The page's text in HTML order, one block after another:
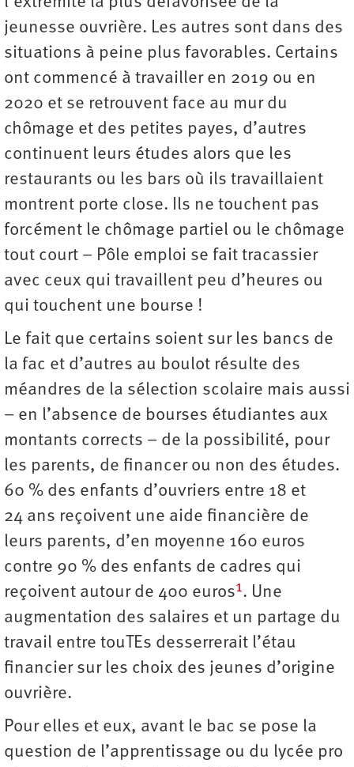
jeunesse ouvrière. Les autres sont dans des
situations à peine plus favorables. Certains
ont commencé à travailler en 2019 ou en
2020 et se retrouvent face au mur du
chômage et des petites payes, d’autres
continuent leurs études alors que les
restaurants ou les bars où ils travaillaient
montrent porte close. Ils ne touchent pas
forcément le chômage partiel ou le chômage
tout court – Pôle emploi se fait tracassier
avec ceux qui travaillent peu d’heures ou
qui touchent une bourse !
Le fait que certains soient sur les bancs de
la fac et d’autres au boulot résulte des
méandres de la sélection scolaire mais aussi
– en l’absence de bourses étudiantes aux
montants corrects – de la possibilité, pour
les parents, de financer ou non des études.
60 % des enfants d’ouvriers entre 18 et
24 ans reçoivent une aide financière de
leurs parents, d’en moyenne 160 euros
contre 90 % des enfants de cadres qui
reçoivent autour de 400 euros1. Une
augmentation des salaires et un partage du
travail entre touTEs desserrerait l’étau
financier sur les choix des jeunes d’origine
ouvrière.
Pour elles et eux, avant le bac se pose la
question de l’apprentissage ou du lycée pro